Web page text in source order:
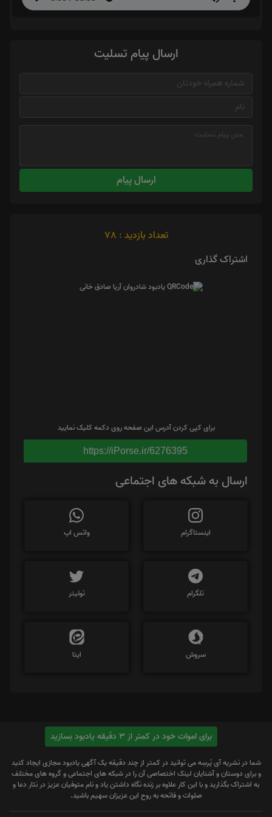
ارسال پیام تسلیت
ارسال پیام
تعداد بازدید : 78
اشتراک گذاری
برای کپی کردن آدرس این صفحه روی دکمه کلیک نمایید
https://iPorse.ir/6276395
ارسال به شبکه های اجتماعی
اینستاگرام واتس اپ
تلگرام توئیتر
سروش ایتا
برای اموات خود در کمتر از 3 دقیقه یادبود بسازید
شما در نشریه آی پُرسِه می توانید در کمتر از چند دقیقه یک آگهی یادبود مجازی ایجاد کنید
و برای دوستان و آشنایان لینک اختصاصی آن را در شبکه های اجتماعی و گروه های مختلف
به اشتراک بگذارید و با این کار علاوه بر زنده نگاه داشتن یاد و نام متوفیان عزیز در نثار دعا و
صلوات و فاتحه به روح این عزیزان سهیم باشید.